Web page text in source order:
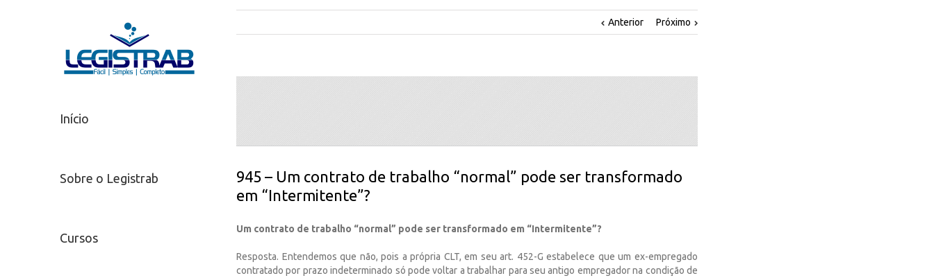
Início
Sobre o Legistrab
Cursos
Anterior Próximo
945 – Um contrato de trabalho “normal” pode ser transformado
em “Intermitente”?
Um contrato de trabalho “normal” pode ser transformado em “Intermitente”?
Resposta. Entendemos que não, pois a própria CLT, em seu art. 452-G estabelece que um ex-empregado
contratado por prazo indeterminado só pode voltar a trabalhar para seu antigo empregador na condição de